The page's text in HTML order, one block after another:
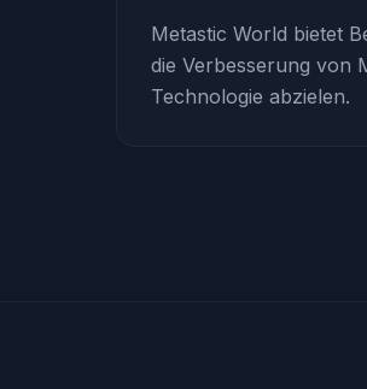
Metastic World bietet
die Verbesserung von
Technologie abzielen.